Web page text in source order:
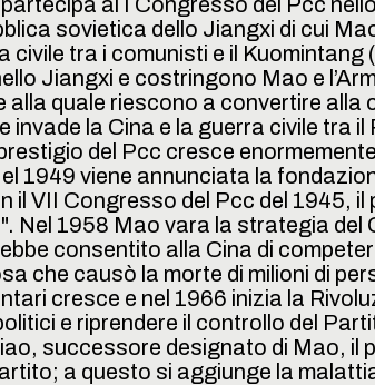
sovietica dello Jiangxi di cui
tra i comunisti e il Kuomintang
Jiangxi e costringono Mao e
quale riescono a convertire alla
la Cina e la guerra civile tra il
del Pcc cresce
1949 viene annunciata la
VII Congresso del Pcc del 1945, il
Nel 1958 Mao vara la strategia del
consentito alla Cina di
che causò la morte di milioni di
cresce e nel 1966 inizia la
e riprendere il controllo del
successore designato di Mao, il
a questo si aggiunge la